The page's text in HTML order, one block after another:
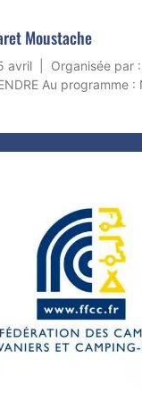
Moustache
| Organisée par :
Au programme